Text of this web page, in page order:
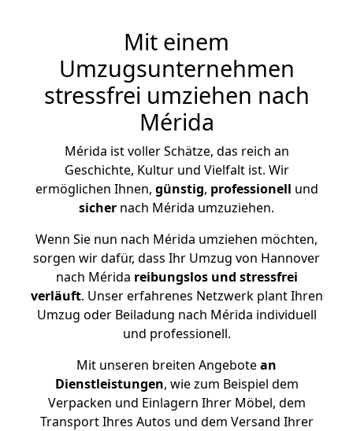
Mit einem
Umzugsunternehmen
stressfrei umziehen nach
Mérida
Mérida ist voller Schätze, das reich an
Geschichte, Kultur und Vielfalt ist. Wir
ermöglichen Ihnen, günstig, professionell und
sicher nach Mérida umzuziehen.
Wenn Sie nun nach Mérida umziehen möchten,
sorgen wir dafür, dass Ihr Umzug von Hannover
nach Mérida reibungslos und stressfrei
verläuft. Unser erfahrenes Netzwerk plant Ihren
Umzug oder Beiladung nach Mérida individuell
und professionell.
Mit unseren breiten Angebotean
Dienstleistungen, wie zum Beispiel dem
Verpacken und Einlagern Ihrer Möbel, dem
Transport Ihres Autos und dem Versand Ihrer